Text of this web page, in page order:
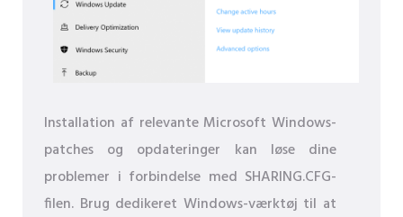
Installation af relevante Microsoft Windows-
patches og opdateringer kan løse dine
problemer i forbindelse med SHARING.CFG-
filen. Brug dedikeret Windows-værktøj til at